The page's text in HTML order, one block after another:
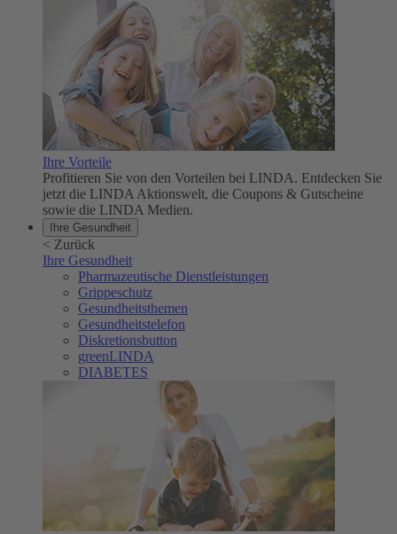
Ihre Vorteile
Profitieren Sie von den Vorteilen bei LINDA. Entdecken Sie
jetzt die LINDA Aktionswelt, die Coupons & Gutscheine
sowie die LINDA Medien.
Ihre Gesundheit
< Zurück
Ihre Gesundheit
Pharmazeutische Dienstleistungen
Grippeschutz
Gesundheitsthemen
Gesundheitstelefon
Diskretionsbutton
greenLINDA
DIABETES